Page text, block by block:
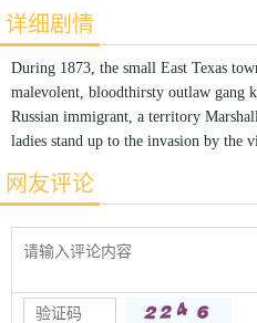
详细剧情
During 1873, the small East Texas
malevolent, bloodthirsty outlaw gang
Russian immigrant, a territory
ladies stand up to the invasion by
网友评论